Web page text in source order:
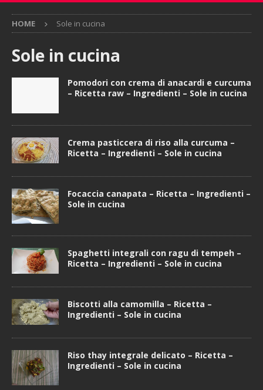
HOME Sole in cucina
Sole in cucina
Pomodori con crema di anacardi e curcuma
– Ricetta raw – Ingredienti – Sole in cucina
Crema pasticcera di riso alla curcuma –
Ricetta – Ingredienti – Sole in cucina
Focaccia canapata – Ricetta – Ingredienti –
Sole in cucina
Spaghetti integrali con ragu di tempeh –
Ricetta – Ingredienti – Sole in cucina
Biscotti alla camomilla – Ricetta –
Ingredienti – Sole in cucina
Riso thay integrale delicato – Ricetta –
Ingredienti – Sole in cucina